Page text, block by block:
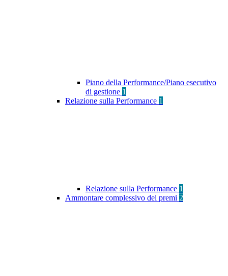
Piano della Performance/Piano esecutivo
di gestione 1
Relazione sulla Performance 1
Relazione sulla Performance 1
Ammontare complessivo dei premi 2